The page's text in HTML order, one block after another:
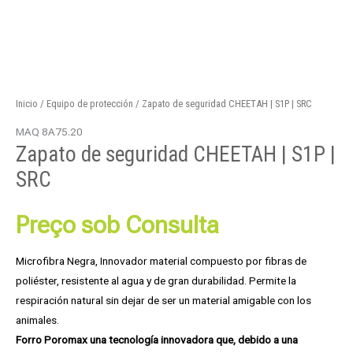
Inicio / Equipo de protección / Zapato de seguridad CHEETAH | S1P | SRC
MAQ 8A75.20
Zapato de seguridad CHEETAH | S1P |
SRC
Preço sob Consulta
Microfibra Negra, Innovador material compuesto por fibras de
poliéster, resistente al agua y de gran durabilidad. Permite la
respiración natural sin dejar de ser un material amigable con los
animales.
Forro Poromax una tecnología innovadora que, debido a una